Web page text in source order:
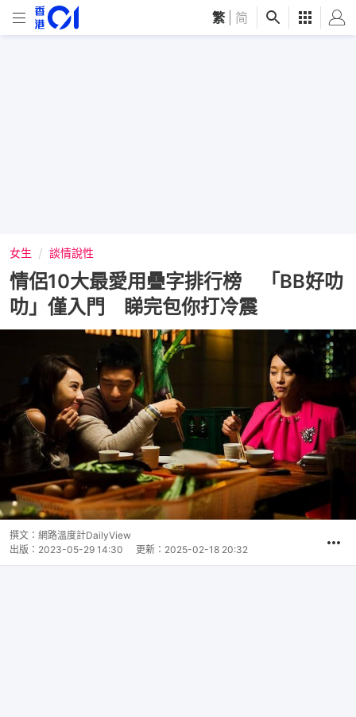
繁 简
女生 談情說性
情侶10大最愛用疊字排行榜 「BB好叻
叻」僅入門 睇完包你打冷震
撰文： 網路溫度計DailyView
出版： 2023-05-29 14:30 更新： 2025-02-18 20:32